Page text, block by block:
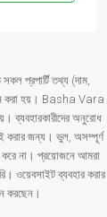
প্রপার্টি তথ্য (দাম,
করা হয়। Basha Vara
ব্যবহারকারীদের অনুরোধ
করার জন্য। ভুল, অসম্পূর্ণ
না। প্রয়োজনে আমরা
ওয়েবসাইট ব্যবহার করার
করছেন।